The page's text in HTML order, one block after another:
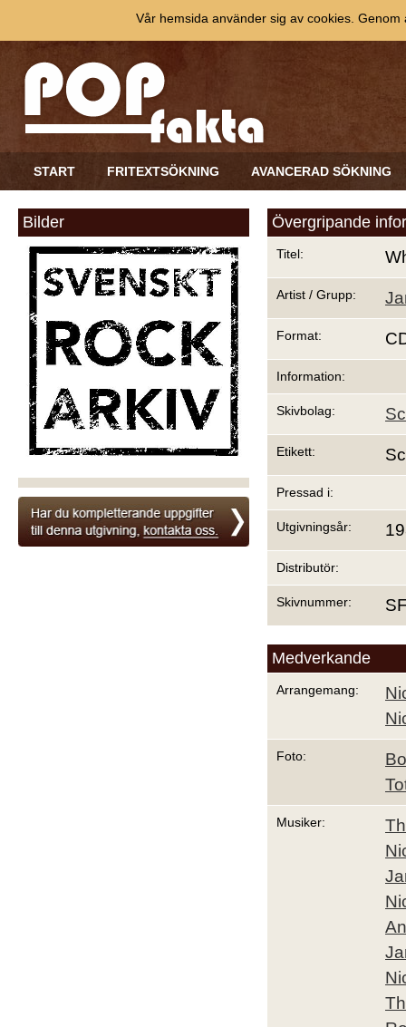
START FRITEXTSÖKNING AVANCERAD SÖKNING
Bilder Övergripande
Titel:
Artist / Grupp:
Format:
Information:
Skivbolag:
Etikett:
Pressad i:
Utgivningsår:
Distributör:
Skivnummer:
Medverkande
Arrangemang:
Foto:
Musiker:
Vår hemsida använder sig av cookies.